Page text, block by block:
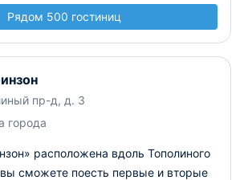
Рядом 500 гостиниц
пр-д, д. 3
города
расположена вдоль Тополиного
сможете поесть первые и вторые